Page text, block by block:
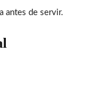
antes de servir.